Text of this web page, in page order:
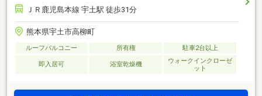
ＪＲ鹿児島本線 宇土駅 徒歩31分
熊本県宇土市高柳町
ルーフバルコニー 所有権 駐車2台以上
即入居可 浴室乾燥機
ウォークインクローゼ
ット